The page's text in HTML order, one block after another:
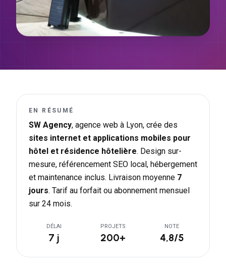
EN RÉSUMÉ
SW Agency, agence web à Lyon, crée des
sites internet et applications mobiles pour
hôtel et résidence hôtelière. Design sur-
mesure, référencement SEO local, hébergement
et maintenance inclus. Livraison moyenne 7
jours. Tarif au forfait ou abonnement mensuel
sur 24 mois.
DÉLAI
7 j
PROJETS
200+
NOTE
4,8/5